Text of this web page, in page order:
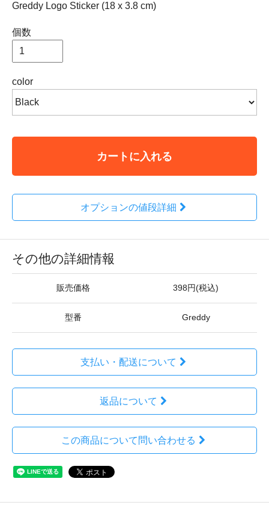
Greddy Logo Sticker (18 x 3.8 cm)
個数
color
カートに入れる
オプションの値段詳細
その他の詳細情報
販売価格 398円(税込)
型番 Greddy
支払い・配送について
返品について
この商品について問い合わせる